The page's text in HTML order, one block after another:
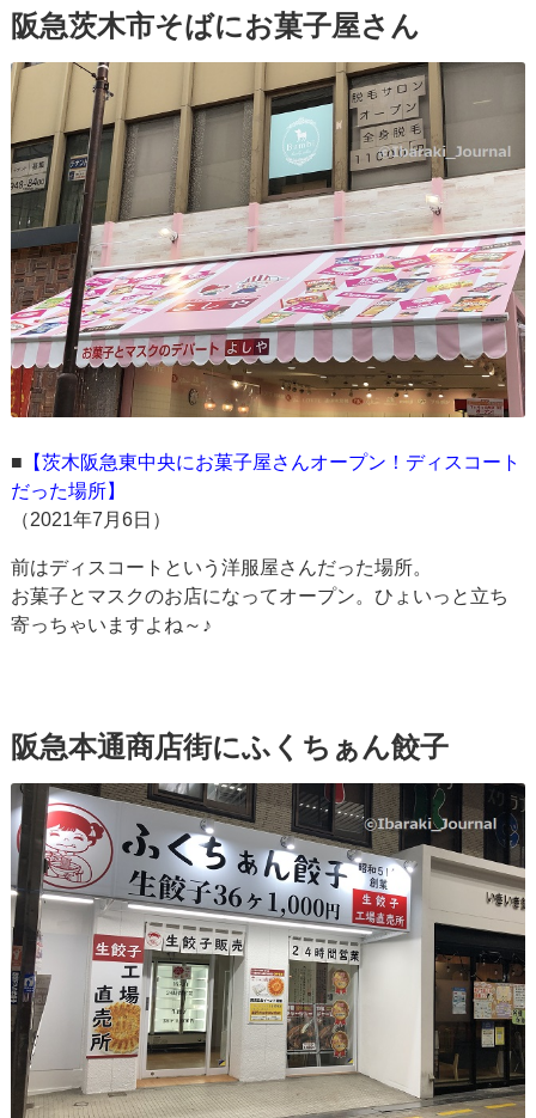
阪急茨木市そばにお菓子屋さん
■ 【茨木阪急東中央にお菓子屋さんオープン！ディスコート
だった場所】
（2021年7月6日）
前はディスコートという洋服屋さんだった場所。
お菓子とマスクのお店になってオープン。ひょいっと立ち
寄っちゃいますよね～♪
阪急本通商店街にふくちぁん餃子